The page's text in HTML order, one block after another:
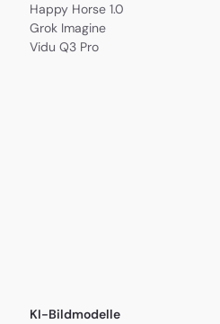
Happy Horse 1.0
Grok Imagine
Vidu Q3 Pro
KI-Bildmodelle